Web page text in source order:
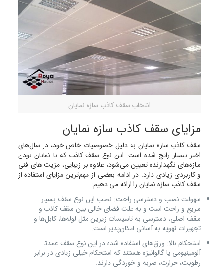
انتخاب سقف کاذب سازه نمایان
مزایای سقف کاذب سازه نمایان
سقف کاذب سازه نمایان به دلیل خصوصیات خاص خود، در سال‌های
اخیر بسیار رایج شده است. این نوع سقف کاذب که با نمایان بودن
سازه‌های نگهدارنده تعیین می‌شود، علاوه بر زیبایی، مزیت های فنی
و کاربردی زیادی دارد. در ادامه بعضی از مهم‌ترین مزایای استفاده از
سقف کاذب سازه نمایان را ارائه می دهیم:
سهولت نصب و دسترسی راحت: نصب این نوع سقف بسیار
سریع و راحت است و به علت فضای خالی بین سقف کاذب و
سقف اصلی، دسترسی به تاسیسات زیرین مثل لوله‌ها، کابل‌ها و
تجهیزات تهویه به آسانی امکان‌پذیر است.
استحکام بالا: ورق‌های استفاده شده در این نوع سقف عمدتا
آلومینیومی یا گالوانیزه هستند که استحکام خیلی زیادی در برابر
رطوبت، حرارت، ضربه و خوردگی دارند.